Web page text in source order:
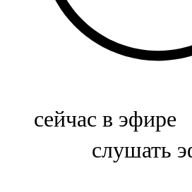
107,5 FM
Биләр
Болгар
сейчас в эфире
слушать